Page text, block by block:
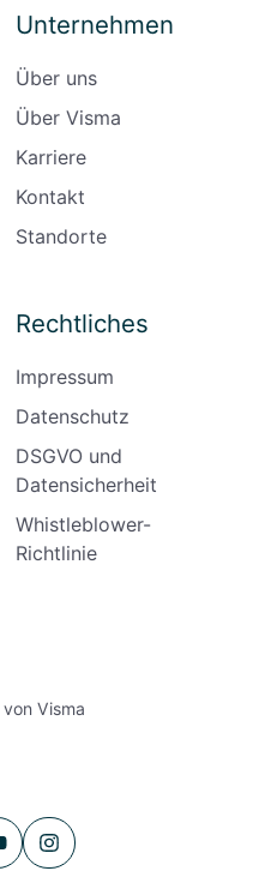
Unternehmen
Über uns
Über Visma
Karriere
Kontakt
Standorte
Rechtliches
Impressum
Datenschutz
DSGVO und
Datensicherheit
Whistleblower-
Richtlinie
Visma